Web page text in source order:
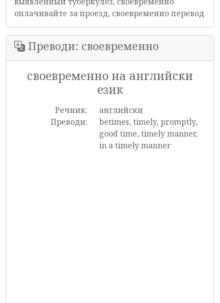
оплачивайте за проезд, своевременно перевод
Преводи: своевременно
своевременно на английски
език
Речник:
английски
Преводи:
betimes, timely, promptly,
good time, timely manner,
in a timely manner